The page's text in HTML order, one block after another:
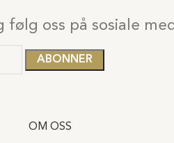
oss på sosiale
OM OSS